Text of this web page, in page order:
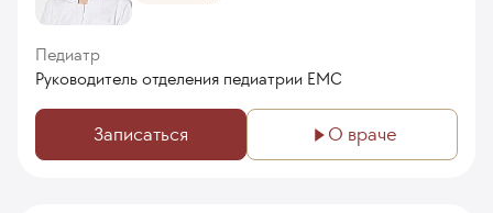
Педиатр
Руководитель отделения педиатрии ЕМС
Записаться О враче